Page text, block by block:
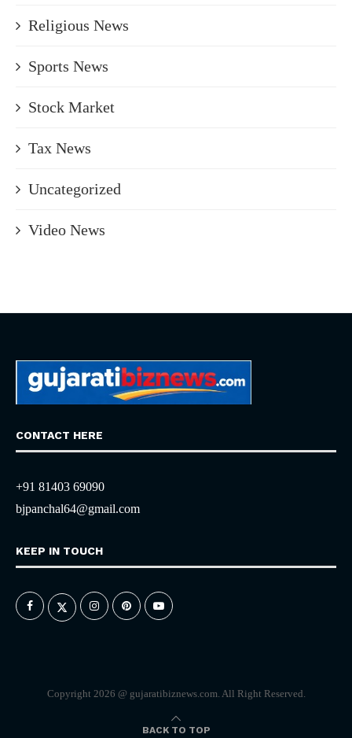
Religious News
Sports News
Stock Market
Tax News
Uncategorized
Video News
CONTACT HERE
+91 81403 69090
bjpanchal64@gmail.com
KEEP IN TOUCH
Copyright 2026 @ gujaratibiznews.com. All Right Reserved.
BACK TO TOP